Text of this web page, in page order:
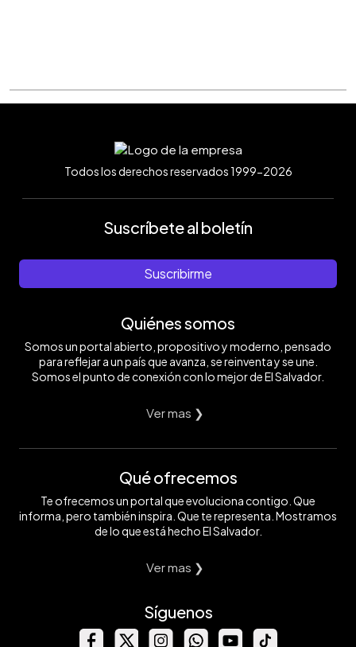
Todos los derechos reservados 1999-2026
Suscríbete al boletín
Suscribirme
Quiénes somos
Somos un portal abierto, propositivo y moderno, pensado
para reflejar a un país que avanza, se reinventa y se une.
Somos el punto de conexión con lo mejor de El Salvador.
Ver mas ❯
Qué ofrecemos
Te ofrecemos un portal que evoluciona contigo. Que
informa, pero también inspira. Que te representa. Mostramos
de lo que está hecho El Salvador.
Ver mas ❯
Síguenos